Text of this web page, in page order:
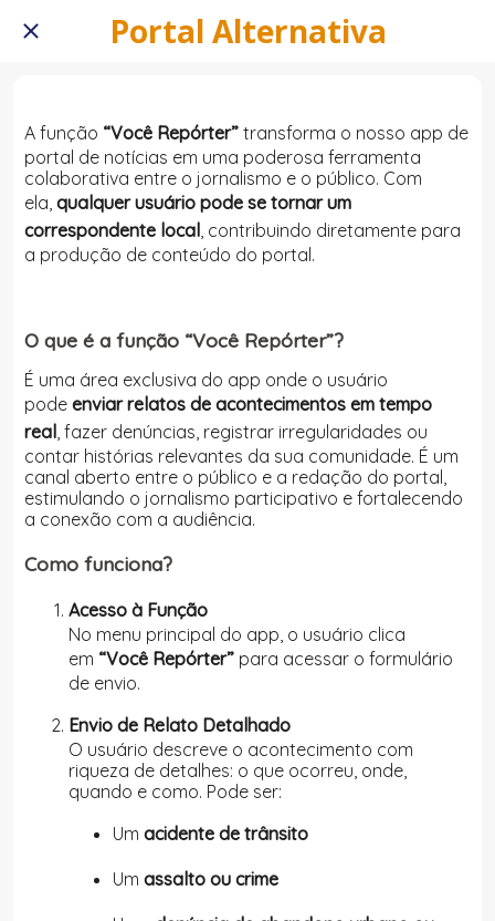
Portal Alternativa
A função “Você Repórter” transforma o nosso app de
portal de notícias em uma poderosa ferramenta
colaborativa entre o jornalismo e o público. Com
ela, qualquer usuário pode se tornar um
correspondente local , contribuindo diretamente para
a produção de conteúdo do portal.
O que é a função “Você Repórter”?
É uma área exclusiva do app onde o usuário
pode enviar relatos de acontecimentos em tempo
real , fazer denúncias, registrar irregularidades ou
contar histórias relevantes da sua comunidade. É um
canal aberto entre o público e a redação do portal,
estimulando o jornalismo participativo e fortalecendo
a conexão com a audiência.
Como funciona?
Acesso à Função
No menu principal do app, o usuário clica
em “Você Repórter” para acessar o formulário
de envio.
Envio de Relato Detalhado
O usuário descreve o acontecimento com
riqueza de detalhes: o que ocorreu, onde,
quando e como. Pode ser:
Um acidente de trânsito
Um assalto ou crime